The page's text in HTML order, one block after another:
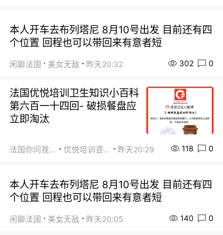
本人开车去布列塔尼 8月10号出发 目前还有四
个位置 回程也可以带回来有意者短
闲聊法国 美女无敌 昨天20:32 302 0
法国优悦培训卫生知识小百科
第六百一十四回- 破损餐盘应
立即淘汰
法国你问我答 优悦培训咨询 昨天20:29 118 0
本人开车去布列塔尼 8月10号出发 目前还有四
个位置 回程也可以带回来有意者短
闲聊法国 美女无敌 昨天20:05 140 0